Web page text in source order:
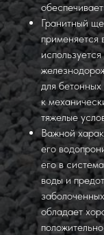
Гранитный
применяется
для
к
тяжелые
Важной
его
его в
воды и
обладает